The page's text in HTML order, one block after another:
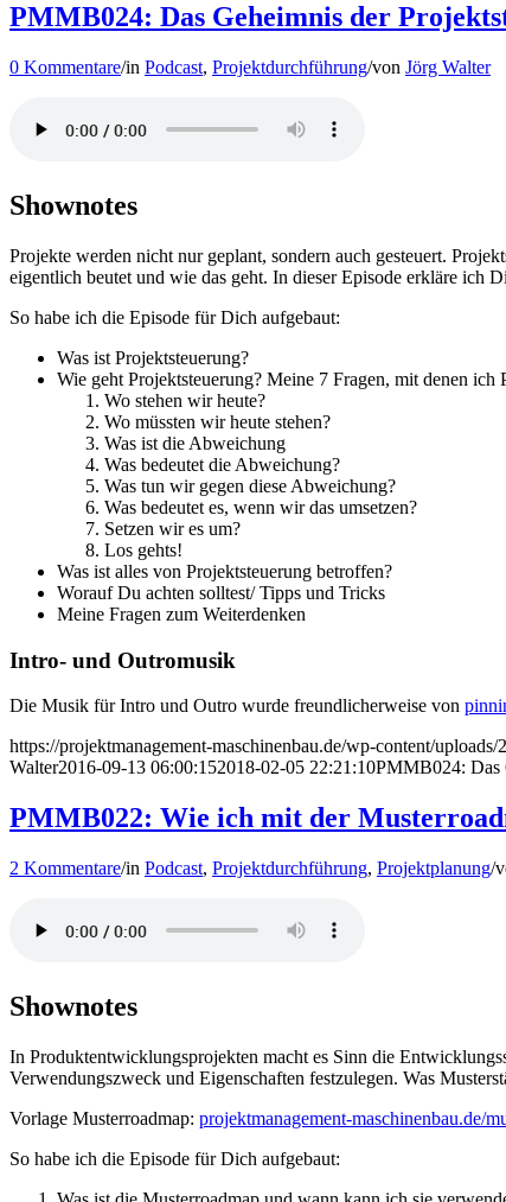
PMMB024: Das Geheimnis der
0 Kommentare/in Podcast, Projektdurchführung/von Jörg Walter
Shownotes
Projekte werden nicht nur geplant, sondern auch gesteuert.
eigentlich beutet und wie das geht. In dieser Episode erkläre ich
So habe ich die Episode für Dich aufgebaut:
Was ist Projektsteuerung?
Wie geht Projektsteuerung? Meine 7 Fragen, mit denen ich
Wo stehen wir heute?
Wo müssten wir heute stehen?
Was ist die Abweichung
Was bedeutet die Abweichung?
Was tun wir gegen diese Abweichung?
Was bedeutet es, wenn wir das umsetzen?
Setzen wir es um?
Los gehts!
Was ist alles von Projektsteuerung betroffen?
Worauf Du achten solltest/ Tipps und Tricks
Meine Fragen zum Weiterdenken
Intro- und Outromusik
Die Musik für Intro und Outro wurde freundlicherweise von
https://projektmanagement-maschinenbau.de/wp-content/
Walter2016-09-13 06:00:152018-02-05 22:21:10PMMB024: Das
PMMB022: Wie ich mit der
2 Kommentare/in Podcast, Projektdurchführung, Projektplanung/
Shownotes
In Produktentwicklungsprojekten macht es Sinn die
Verwendungszweck und Eigenschaften festzulegen. Was
Vorlage Musterroadmap: projektmanagement-maschinenbau.de/
So habe ich die Episode für Dich aufgebaut: